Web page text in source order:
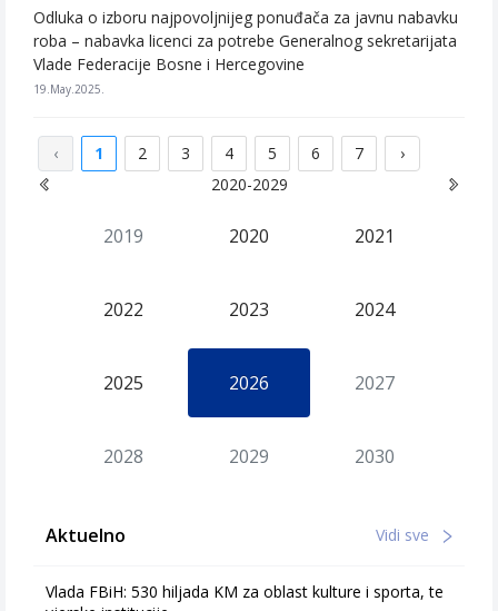
Odluka o izboru najpovoljnijeg ponuđača za javnu nabavku
roba – nabavka licenci za potrebe Generalnog sekretarijata
Vlade Federacije Bosne i Hercegovine
19.May.2025.
‹ 1 2 3 4 5 6 7
›
2020-2029
2019 2020 2021
2022 2023 2024
2025 2026 2027
2028 2029 2030
Aktuelno Vidi sve
Vlada FBiH: 530 hiljada KM za oblast kulture i sporta, te